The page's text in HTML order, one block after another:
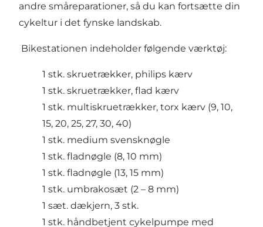
andre småreparationer, så du kan fortsætte din
cykeltur i det fynske landskab.
Bikestationen indeholder følgende værktøj:
1 stk. skruetrækker, philips kærv
1 stk. skruetrækker, flad kærv
1 stk. multiskruetrækker, torx kærv (9, 10,
15, 20, 25, 27, 30, 40)
1 stk. medium svensknøgle
1 stk. fladnøgle (8, 10 mm)
1 stk. fladnøgle (13, 15 mm)
1 stk. umbrakosæt (2 – 8 mm)
1 sæt. dækjern, 3 stk.
1 stk. håndbetjent cykelpumpe med